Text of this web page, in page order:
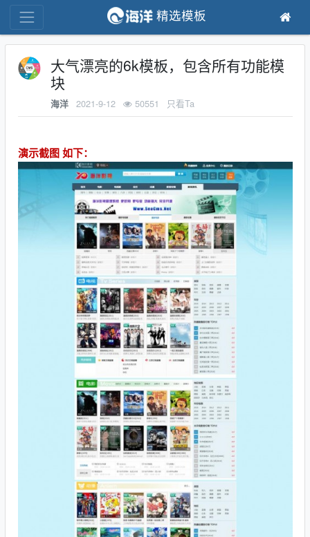
精选模板
大气漂亮的6k模板，包含所有功能模
块
海洋 2021-9-12 50551 只看Ta
演示截图 如下：